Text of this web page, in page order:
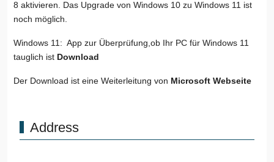
8 aktivieren. Das Upgrade von Windows 10 zu Windows 11 ist
noch möglich.
Windows 11: App zur Überprüfung,ob Ihr PC für Windows 11
tauglich ist Download
Der Download ist eine Weiterleitung von Microsoft Webseite
Address